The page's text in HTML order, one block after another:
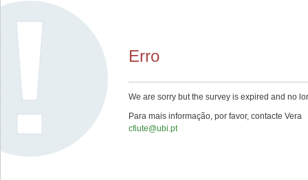
Erro
We are sorry but the survey is expired and no
Para mais informação, por favor, contacte Vera
cfiute@ubi.pt